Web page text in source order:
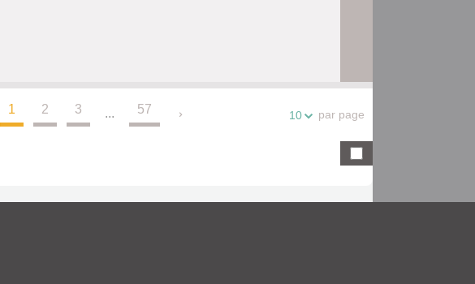
1 2 3 ... 57 10 par page